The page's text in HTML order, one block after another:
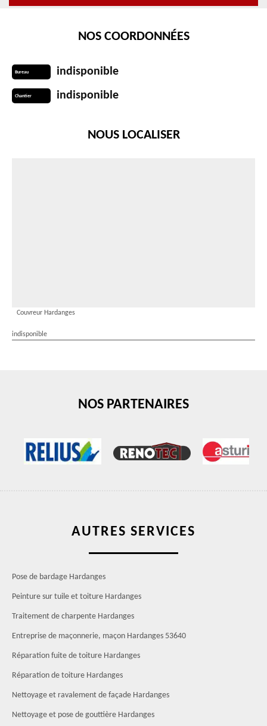
NOS COORDONNÉES
Bureau indisponible
Chantier indisponible
NOUS LOCALISER
Couvreur Hardanges
indisponible
NOS PARTENAIRES
AUTRES SERVICES
Pose de bardage Hardanges
Peinture sur tuile et toiture Hardanges
Traitement de charpente Hardanges
Entreprise de maçonnerie, maçon Hardanges 53640
Réparation fuite de toiture Hardanges
Réparation de toiture Hardanges
Nettoyage et ravalement de façade Hardanges
Nettoyage et pose de gouttière Hardanges